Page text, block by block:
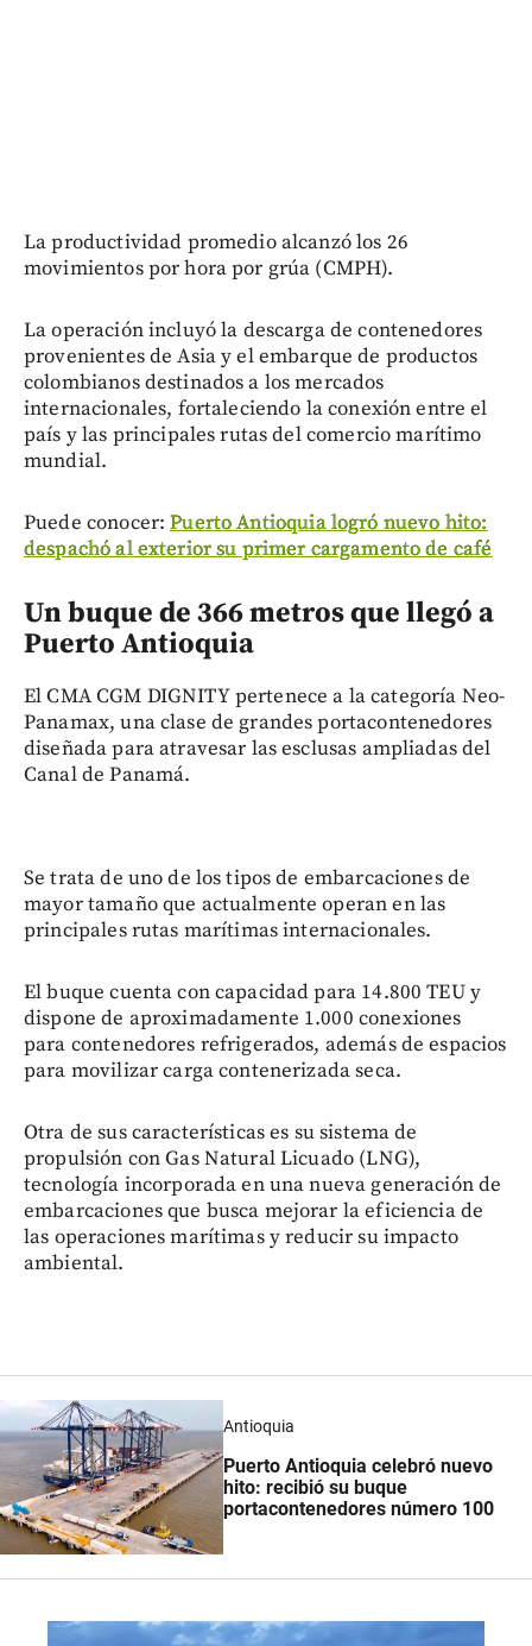
La productividad promedio alcanzó los 26
movimientos por hora por grúa (CMPH).
La operación incluyó la descarga de contenedores
provenientes de Asia y el embarque de productos
colombianos destinados a los mercados
internacionales, fortaleciendo la conexión entre el
país y las principales rutas del comercio marítimo
mundial.
Puede conocer:Puerto Antioquia logró nuevo hito:
despachó al exterior su primer cargamento de café
Un buque de 366 metros que llegó a
Puerto Antioquia
El CMA CGM DIGNITY pertenece a la categoría Neo-
Panamax, una clase de grandes portacontenedores
diseñada para atravesar las esclusas ampliadas del
Canal de Panamá.
Se trata de uno de los tipos de embarcaciones de
mayor tamaño que actualmente operan en las
principales rutas marítimas internacionales.
El buque cuenta con capacidad para 14.800 TEU y
dispone de aproximadamente 1.000 conexiones
para contenedores refrigerados, además de espacios
para movilizar carga contenerizada seca.
Otra de sus características es su sistema de
propulsión con Gas Natural Licuado (LNG),
tecnología incorporada en una nueva generación de
embarcaciones que busca mejorar la eficiencia de
las operaciones marítimas y reducir su impacto
ambiental.
Antioquia
Puerto Antioquia celebró nuevo
hito: recibió su buque
portacontenedores número 100